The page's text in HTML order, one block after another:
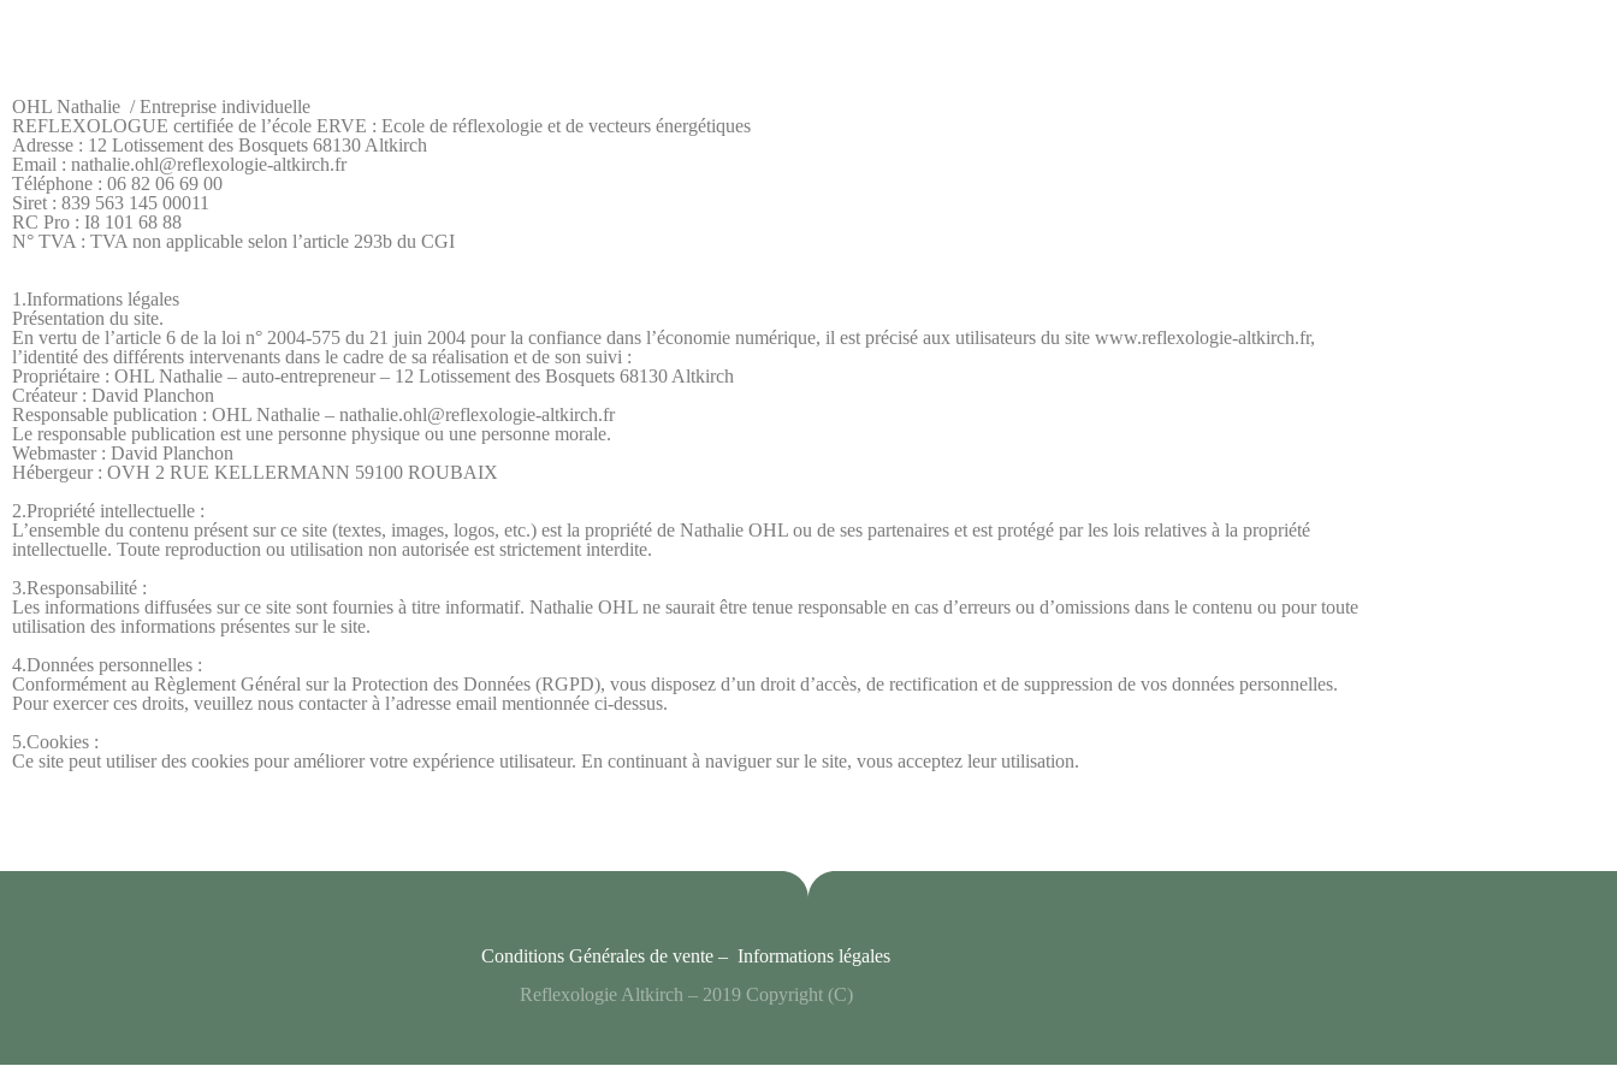
OHL Nathalie / Entreprise individuelle
REFLEXOLOGUE certifiée de l’école ERVE : Ecole de réflexologie et de vecteurs énergétiques
Adresse : 12 Lotissement des Bosquets 68130 Altkirch
Email : nathalie.ohl@reflexologie-altkirch.fr
Téléphone : 06 82 06 69 00
Siret : 839 563 145 00011
RC Pro : I8 101 68 88
N° TVA : TVA non applicable selon l’article 293b du CGI
1.Informations légales
Présentation du site.
En vertu de l’article 6 de la loi n° 2004-575 du 21 juin 2004 pour la confiance dans l’économie numérique, il est précisé aux utilisateurs du site www.reflexologie-altkirch.fr,
l’identité des différents intervenants dans le cadre de sa réalisation et de son suivi :
Propriétaire : OHL Nathalie – auto-entrepreneur – 12 Lotissement des Bosquets 68130 Altkirch
Créateur : David Planchon
Responsable publication : OHL Nathalie – nathalie.ohl@reflexologie-altkirch.fr
Le responsable publication est une personne physique ou une personne morale.
Webmaster : David Planchon
Hébergeur : OVH 2 RUE KELLERMANN 59100 ROUBAIX
2.Propriété intellectuelle :
L’ensemble du contenu présent sur ce site (textes, images, logos, etc.) est la propriété de Nathalie OHL ou de ses partenaires et est protégé par les lois relatives à la propriété
intellectuelle. Toute reproduction ou utilisation non autorisée est strictement interdite.
3.Responsabilité :
Les informations diffusées sur ce site sont fournies à titre informatif. Nathalie OHL ne saurait être tenue responsable en cas d’erreurs ou d’omissions dans le contenu ou pour toute
utilisation des informations présentes sur le site.
4.Données personnelles :
Conformément au Règlement Général sur la Protection des Données (RGPD), vous disposez d’un droit d’accès, de rectification et de suppression de vos données personnelles.
Pour exercer ces droits, veuillez nous contacter à l’adresse email mentionnée ci-dessus.
5.Cookies :
Ce site peut utiliser des cookies pour améliorer votre expérience utilisateur. En continuant à naviguer sur le site, vous acceptez leur utilisation.
Conditions Générales de vente – Informations légales
Reflexologie Altkirch – 2019 Copyright (C)